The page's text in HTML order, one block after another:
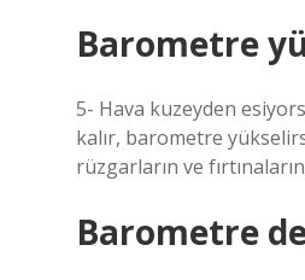
Barometre
5- Hava kuzeyden
kalır, barometre
rüzgarların ve
Barometre